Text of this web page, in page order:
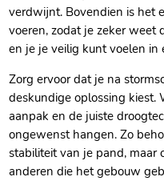
verdwijnt.​ Bovendien is het
voeren, zodat je zeker
en je je veilig kunt voelen
Zorg ervoor dat je na
deskundige oplossing kiest.​
aanpak en de juiste
ongewenst hangen.​ Zo
stabiliteit van je pand, maar
anderen die het gebouw